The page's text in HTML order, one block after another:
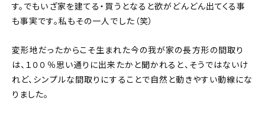
す。でもいざ家を建てる・買うとなると欲がどんどん出てくる事
も事実です。私もその一人でした（笑）
変形地だったからこそ生まれた今の我が家の長方形の間取り
は、１００％思い通りに出来たかと聞かれると、そうではないけ
れど、シンプルな間取りにすることで自然と動きやすい動線にな
りました。